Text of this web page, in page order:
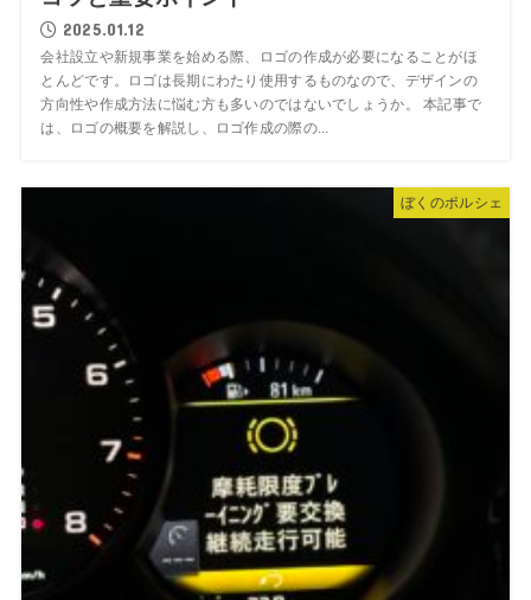
2025.01.12
会社設立や新規事業を始める際、ロゴの作成が必要になることがほ
とんどです。ロゴは長期にわたり使用するものなので、デザインの
方向性や作成方法に悩む方も多いのではないでしょうか。 本記事で
は、ロゴの概要を解説し、ロゴ作成の際の...
ぼくのポルシェ